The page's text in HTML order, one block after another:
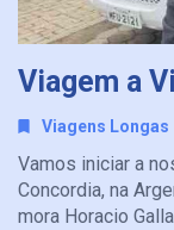
Viagem a
Viagens Longas
Vamos iniciar a
Concordia, na
mora Horacio